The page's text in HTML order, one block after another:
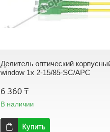
Делитель оптический
window 1х 2-15/85-SC/APC
6 360 ₸
В наличии
Купить